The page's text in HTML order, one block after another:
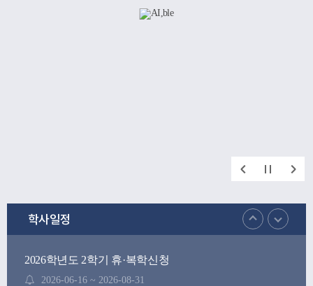
학사일정
2026학년도 2학기 휴·복학신청
2026-06-16 ~ 2026-08-31